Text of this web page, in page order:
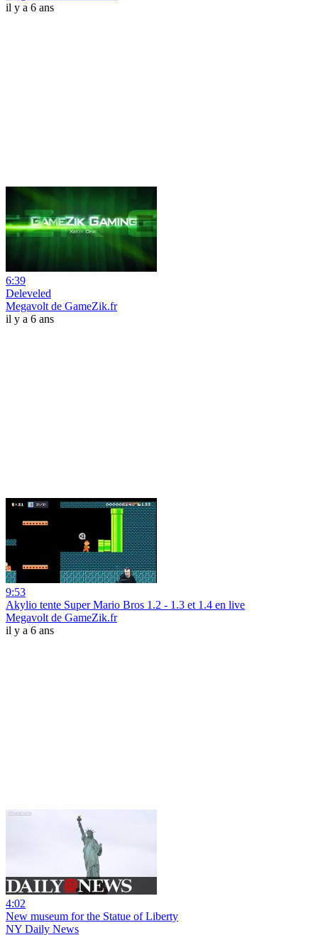
il y a 6 ans
6:39
Deleveled
Megavolt de GameZik.fr
il y a 6 ans
9:53
Akylio tente Super Mario Bros 1.2 - 1.3 et 1.4 en live
Megavolt de GameZik.fr
il y a 6 ans
4:02
New museum for the Statue of Liberty
NY Daily News